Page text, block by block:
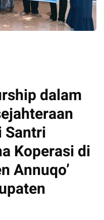
dalam
Santri
Koperasi di
Annuqo’